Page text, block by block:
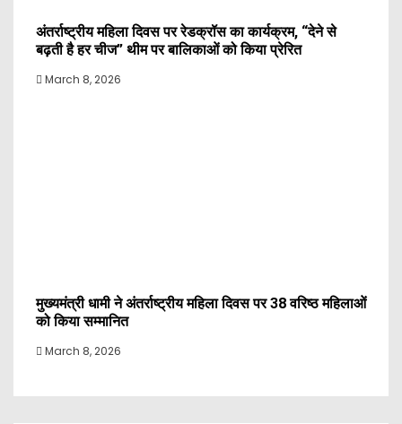
अंतर्राष्ट्रीय महिला दिवस पर रेडक्रॉस का कार्यक्रम, “देने से
बढ़ती है हर चीज” थीम पर बालिकाओं को किया प्रेरित
March 8, 2026
मुख्यमंत्री धामी ने अंतर्राष्ट्रीय महिला दिवस पर 38 वरिष्ठ महिलाओं
को किया सम्मानित
March 8, 2026